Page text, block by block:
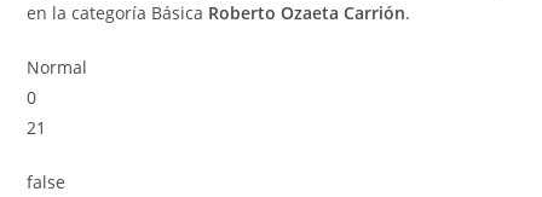
en la categoría Básica Roberto Ozaeta Carrión.
Normal
0
21
false